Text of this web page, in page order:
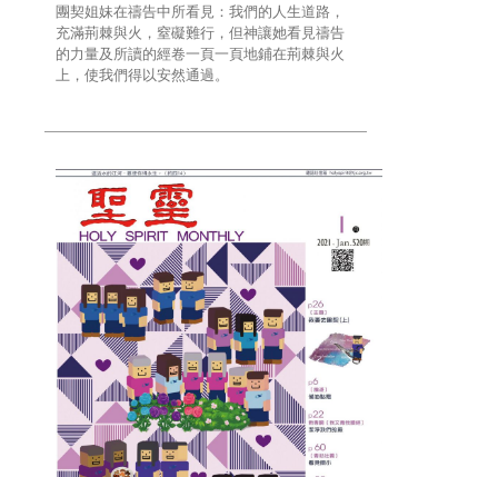
團契姐妹在禱告中所看見：我們的人生道路，
充滿荊棘與火，窒礙難行，但神讓她看見禱告
的力量及所讀的經卷一頁一頁地鋪在荊棘與火
上，使我們得以安然通過。